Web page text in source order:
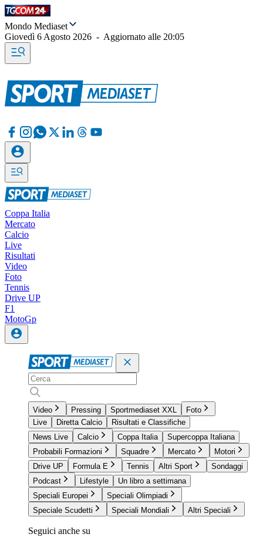
Mondo Mediaset
Giovedì 6 Agosto 2026 - Aggiornato alle 20:05
Coppa Italia
Mercato
Calcio
Live
Risultati
Video
Foto
Tennis
Drive UP
F1
MotoGp
Video Pressing Sportmediaset XXL
Foto
Live
Diretta Calcio
Risultati e Classifiche
News Live
Calcio Coppa Italia
Supercoppa Italiana
Probabili Formazioni
Squadre Mercato
Motori
Drive UP
Formula E Tennis Altri Sport
Sondaggi
Podcast
Lifestyle
Un libro a settimana
Speciali Europei
Speciali Olimpiadi
Speciale Scudetti
Speciali Mondiali Altri Speciali
Seguici anche su